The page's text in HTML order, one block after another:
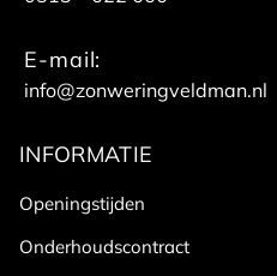
E-mail:
info@zonweringveldman.nl
INFORMATIE
Openingstijden
Onderhoudscontract